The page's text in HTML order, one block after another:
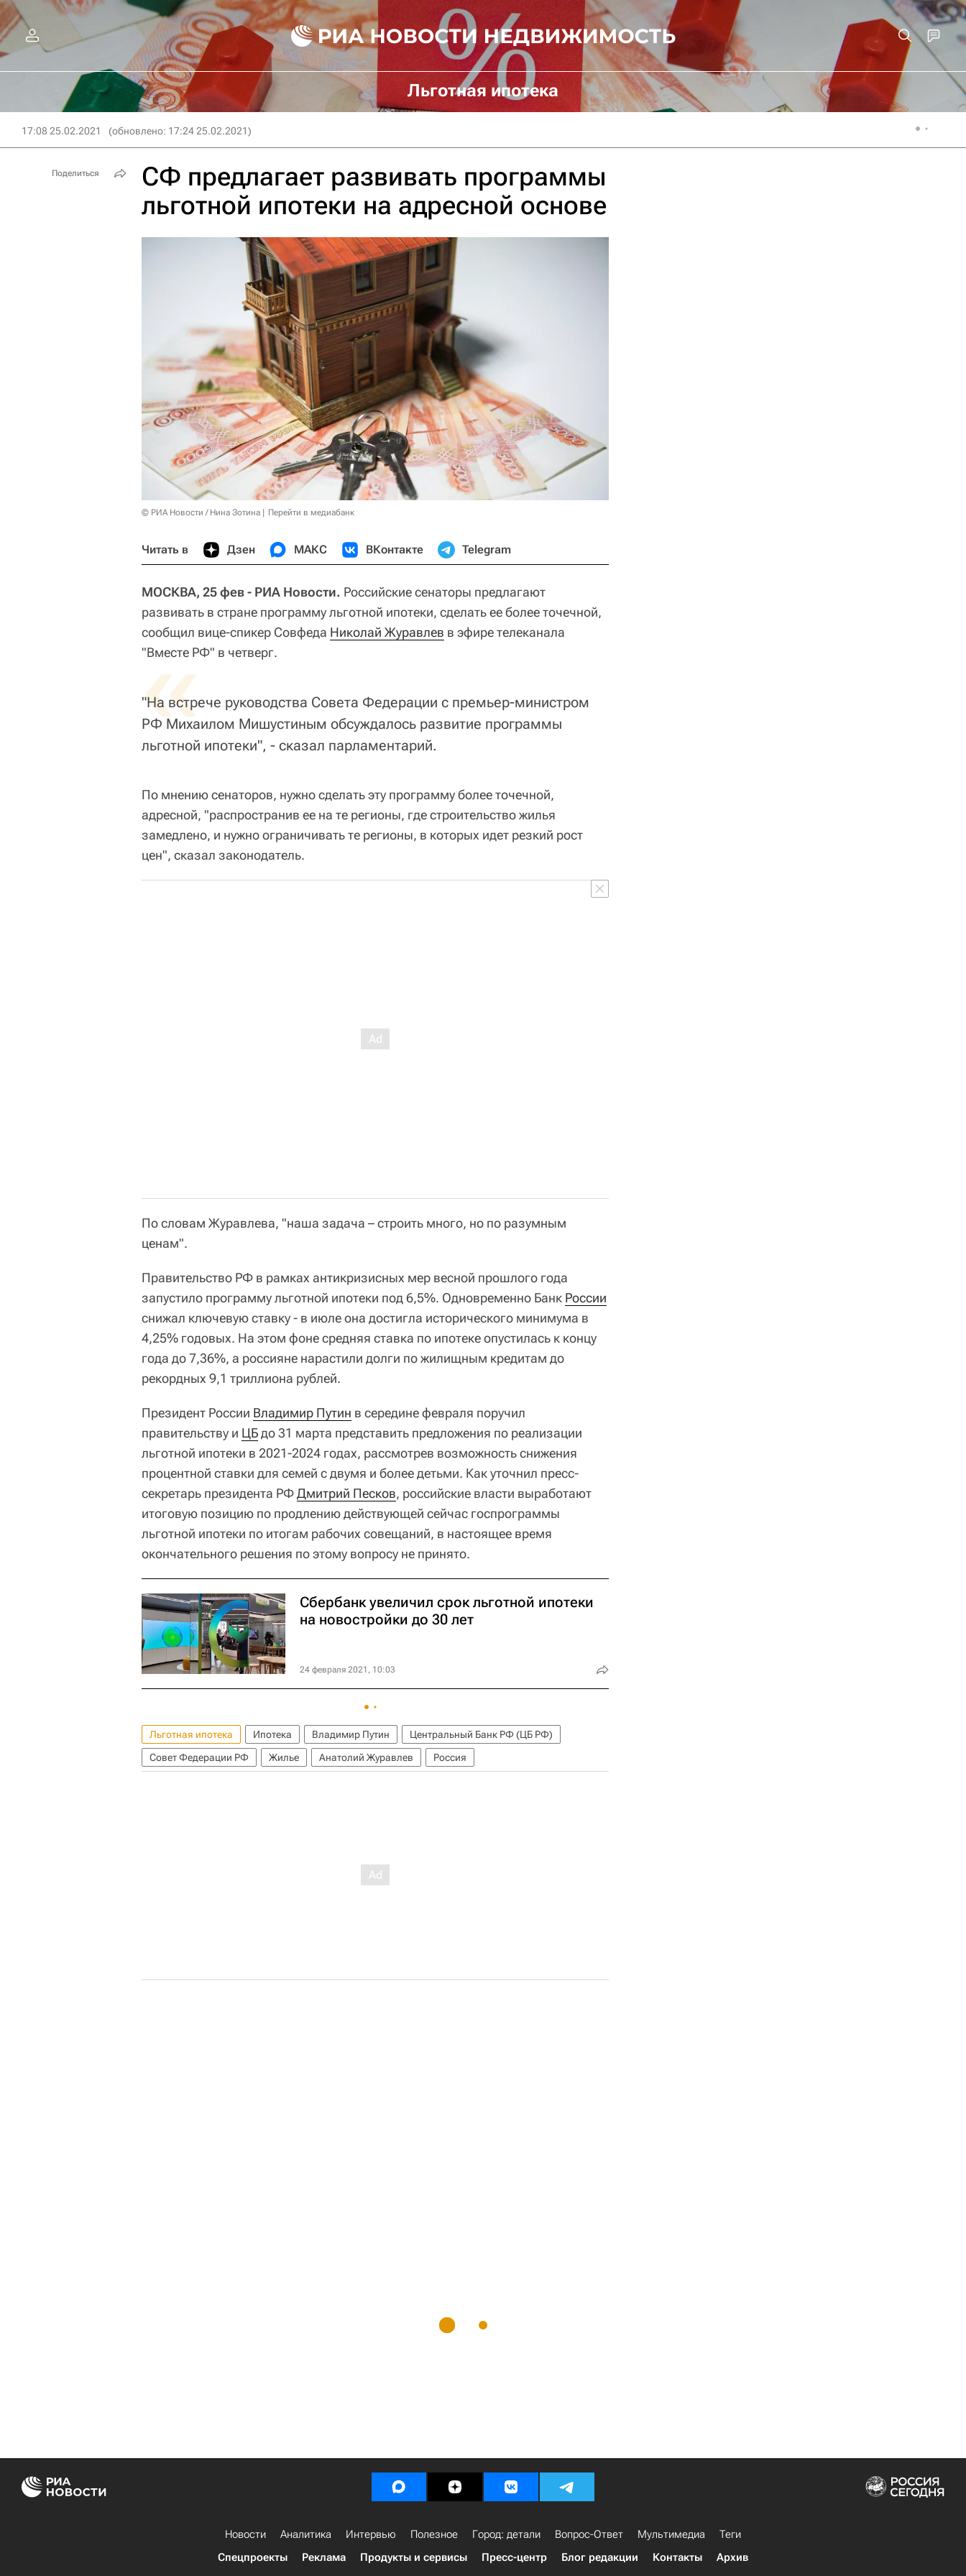
Льготная ипотека
17:08 25.02.2021 (обновлено: 17:24 25.02.2021)
СФ предлагает развивать программы
льготной ипотеки на адресной основе
© РИА Новости / Нина Зотина Перейти в медиабанк
Читать в Дзен МАКС ВКонтакте Telegram
МОСКВА, 25 фев - РИА Новости. Российские сенаторы предлагают
развивать в стране программу льготной ипотеки, сделать ее более точечной,
сообщил вице-спикер Совфеда Николай Журавлев в эфире телеканала
"Вместе РФ" в четверг.
«
"На встрече руководства Совета Федерации с премьер-министром
РФ Михаилом Мишустиным обсуждалось развитие программы
льготной ипотеки", - сказал парламентарий.
По мнению сенаторов, нужно сделать эту программу более точечной,
адресной, "распространив ее на те регионы, где строительство жилья
замедлено, и нужно ограничивать те регионы, в которых идет резкий рост
цен", сказал законодатель.
По словам Журавлева, "наша задача – строить много, но по разумным
ценам".
Правительство РФ в рамках антикризисных мер весной прошлого года
запустило программу льготной ипотеки под 6,5%. Одновременно Банк России
снижал ключевую ставку - в июле она достигла исторического минимума в
4,25% годовых. На этом фоне средняя ставка по ипотеке опустилась к концу
года до 7,36%, а россияне нарастили долги по жилищным кредитам до
рекордных 9,1 триллиона рублей.
Президент России Владимир Путин в середине февраля поручил
правительству и ЦБдо 31 марта представить предложения по реализации
льготной ипотеки в 2021-2024 годах, рассмотрев возможность снижения
процентной ставки для семей с двумя и более детьми. Как уточнил пресс-
секретарь президента РФДмитрий Песков, российские власти выработают
итоговую позицию по продлению действующей сейчас госпрограммы
льготной ипотеки по итогам рабочих совещаний, в настоящее время
окончательного решения по этому вопросу не принято.
Сбербанк увеличил срок льготной ипотеки
на новостройки до 30 лет
24 февраля 2021, 10:03
Льготная ипотека Ипотека Владимир Путин
Центральный Банк РФ (ЦБ РФ)
Совет Федерации РФ
Жилье Анатолий Журавлев Россия
Поделиться
Новости Аналитика Интервью Полезное Город: детали Вопрос-Ответ Мультимедиа
Теги
Спецпроекты
Реклама Продукты и сервисы Пресс-центр Блог редакции Контакты Архив